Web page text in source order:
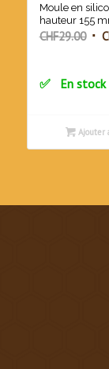
Moule en
hauteur 155
CHF29.00 Le
était
En stock
Ajouter